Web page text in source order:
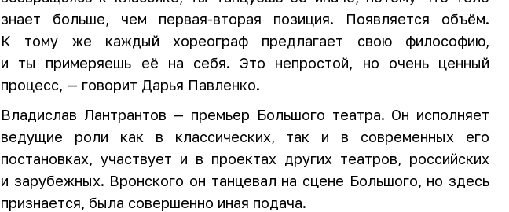
знает больше, чем первая-вторая позиция. Появляется объём.
К тому же каждый хореограф предлагает свою философию,
и ты примеряешь её на себя. Это непростой, но очень ценный
процесс, — говорит Дарья Павленко.
Владислав Лантрантов — премьер Большого театра. Он исполняет
ведущие роли как в классических, так и в современных его
постановках, участвует и в проектах других театров, российских
и зарубежных. Вронского он танцевал на сцене Большого, но здесь
признается, была совершенно иная подача.